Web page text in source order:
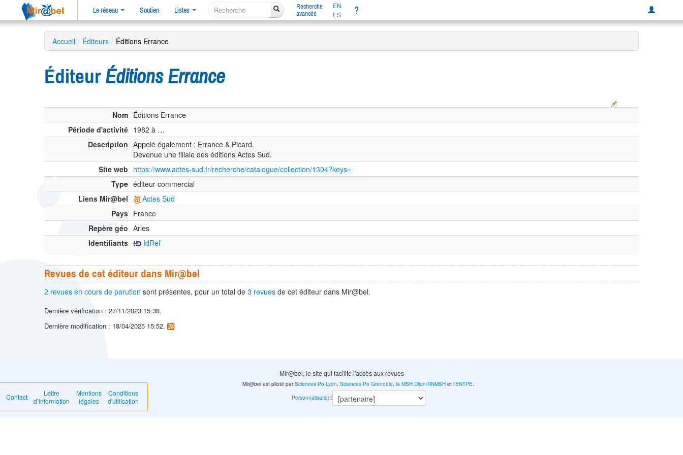
Le réseau Soutien Listes
Recherche
avancée
EN
ES
?
Accueil / Éditeurs / Éditions Errance
Éditeur Éditions Errance
Nom Éditions Errance
Période d'activité 1982 à …
Description Appelé également : Errance & Picard.
Devenue une filiale des éditions Actes Sud.
Site web https://www.actes-sud.fr/recherche/catalogue/collection/1304?keys=
Type éditeur commercial
Liens Mir@bel
Actes Sud
Pays France
Repère géo Arles
Identifiants
IdRef
Revues de cet éditeur dans Mir@bel
2 revues en cours de parution sont présentes, pour un total de 3 revues de cet éditeur dans Mir@bel.
Dernière vérification : 27/11/2023 15:38.
Dernière modification : 18/04/2025 15:52.
Mir@bel, le site qui facilite l'accès aux revues
Contact
Lettre
d’information
Mentions
légales
Conditions
d'utilisation
Mir@bel est piloté parSciences Po Lyon,Sciences Po Grenoble,la MSH Dijon/RNMSH etl'ENTPE.
Personnalisation: